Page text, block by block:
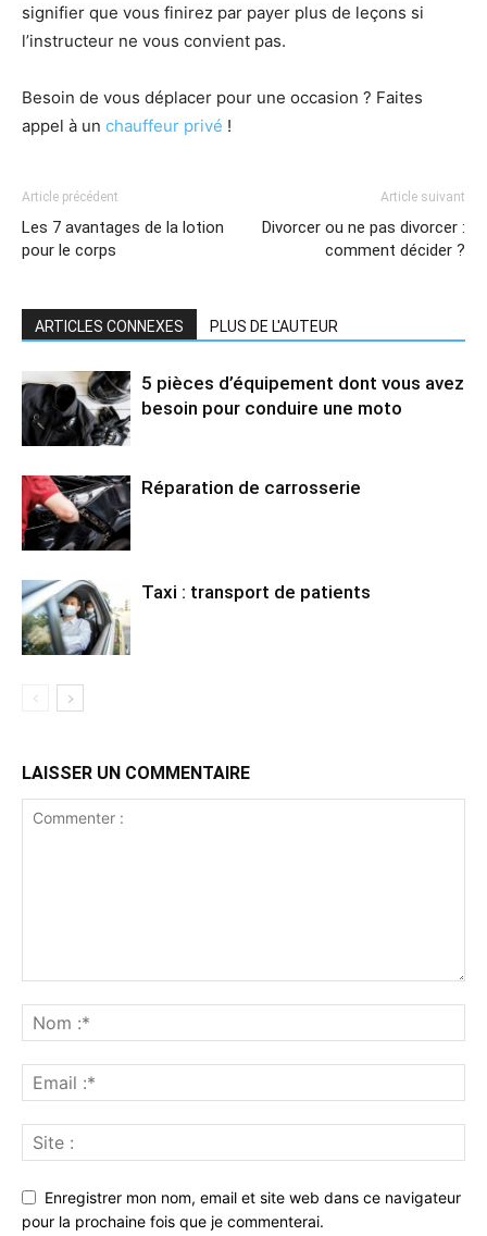
signifier que vous finirez par payer plus de leçons si
l’instructeur ne vous convient pas.
Besoin de vous déplacer pour une occasion ? Faites
appel à un chauffeur privé !
Article précédent
Les 7 avantages de la lotion
pour le corps
Article suivant
Divorcer ou ne pas divorcer :
comment décider ?
ARTICLES CONNEXES PLUS DE L'AUTEUR
5 pièces d’équipement dont vous avez
besoin pour conduire une moto
Réparation de carrosserie
Taxi : transport de patients
LAISSER UN COMMENTAIRE
Enregistrer mon nom, email et site web dans ce navigateur
pour la prochaine fois que je commenterai.